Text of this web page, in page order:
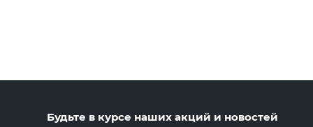
Будьте в курсе наших акций и новостей